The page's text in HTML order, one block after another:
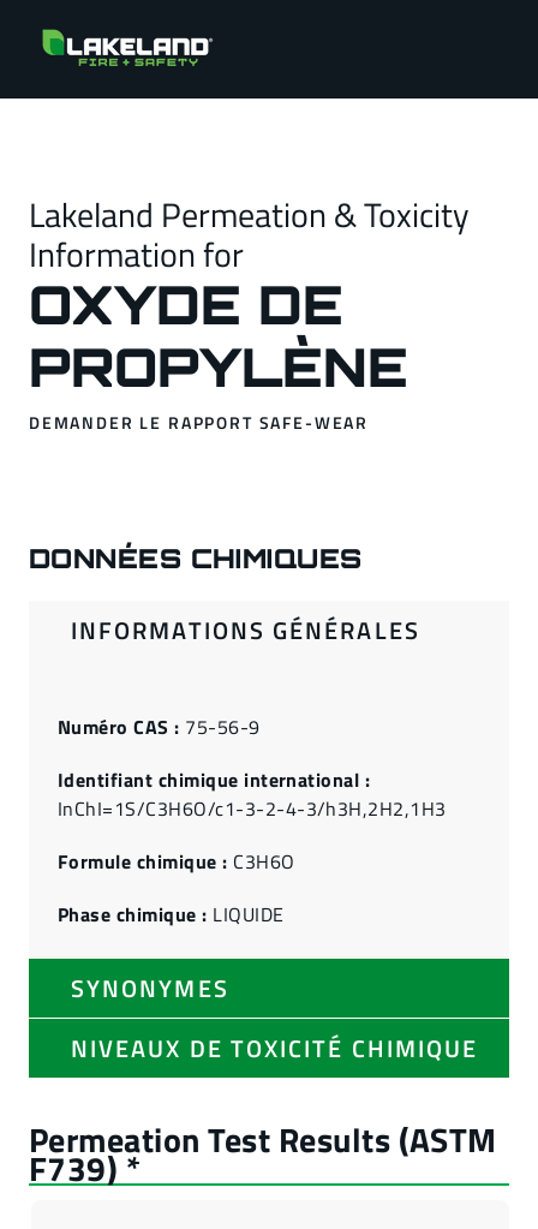
Lakeland Permeation & Toxicity
Information for
OXYDE DE
PROPYLÈNE
DEMANDER LE RAPPORT SAFE-WEAR
DONNÉES CHIMIQUES
INFORMATIONS GÉNÉRALES
SYNONYMES
NIVEAUX DE TOXICITÉ CHIMIQUE
Numéro CAS : 75-56-9
Identifiant chimique international :
InChI=1S/C3H6O/c1-3-2-4-3/h3H,2H2,1H3
Formule chimique : C3H6O
Phase chimique : LIQUIDE